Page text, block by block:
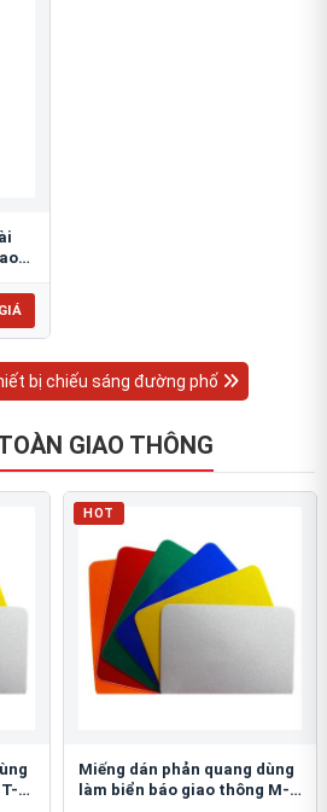
bị chiếu sáng đường phố
GIAO THÔNG
HOT
Miếng dán phản quang dùng
làm biển báo giao thông M-